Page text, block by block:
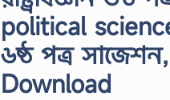
political science
৬ষ্ঠ পত্র সাজেশন,
Download